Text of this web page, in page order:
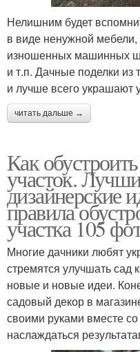
Нелишним будет
в виде ненужной
изношенных машинных
и т.п. Дачные поделки
и лучше всего украшают
читать дальше →
Как
участок.
дизайнерские
правила
участка 105
Многие дачники любят
стремятся улучшать
новые и новые идеи.
садовый декор в
своими руками вместе
наслаждаться